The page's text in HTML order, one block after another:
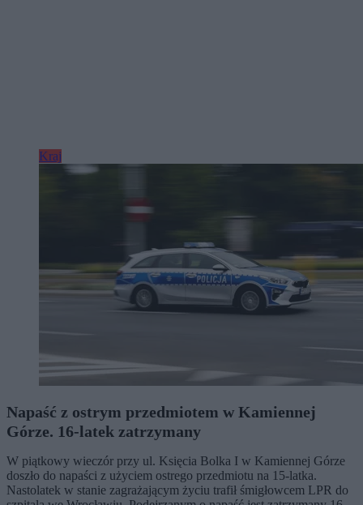
Kraj
Napaść z ostrym przedmiotem w Kamiennej
Górze. 16-latek zatrzymany
W piątkowy wieczór przy ul. Księcia Bolka I w Kamiennej Górze
doszło do napaści z użyciem ostrego przedmiotu na 15-latka.
Nastolatek w stanie zagrażającym życiu trafił śmigłowcem LPR do